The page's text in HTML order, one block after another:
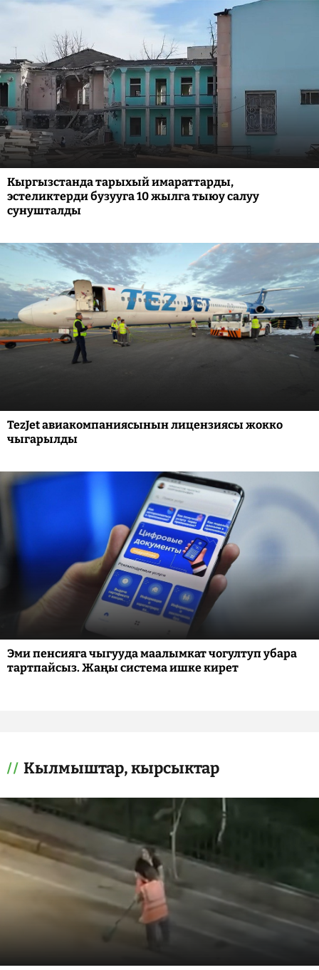
Кыргызстанда тарыхый имараттарды,
эстеликтерди бузууга 10 жылга тыюу салуу
сунушталды
TezJet авиакомпаниясынын лицензиясы жокко
чыгарылды
Эми пенсияга чыгууда маалымкат чогултуп убара
тартпайсыз. Жаңы система ишке кирет
Кылмыштар, кырсыктар